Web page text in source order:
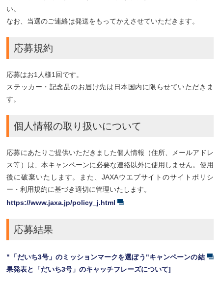
い。
なお、当選のご連絡は発送をもってかえさせていただきます。
応募規約
応募はお1人様1回です。
ステッカー・記念品のお届け先は日本国内に限らせていただきま
す。
個人情報の取り扱いについて
応募にあたりご提供いただきました個人情報（住所、メールアドレ
ス等）は、本キャンペーンに必要な連絡以外に使用しません。使用
後に破棄いたします。また、JAXAウエブサイトのサイトポリシ
ー・利用規約に基づき適切に管理いたします。
https://www.jaxa.jp/policy_j.html
応募結果
"「だいち3号」のミッションマークを選ぼう"キャンペーンの結
果発表と「だいち3号」のキャッチフレーズについて]